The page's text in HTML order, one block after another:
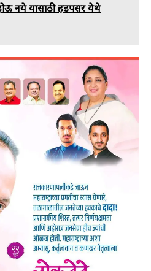
नये यासाठी हडपसर येथे